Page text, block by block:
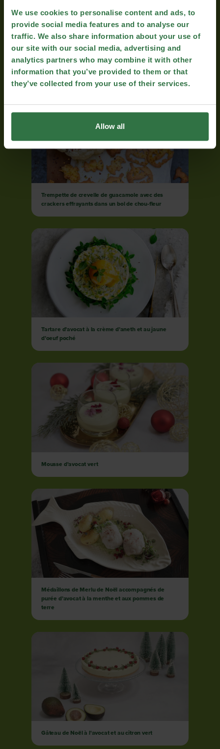
We use cookies to personalise content and ads, to
provide social media features and to analyse our
traffic. We also share information about your use of
our site with our social media, advertising and
analytics partners who may combine it with other
information that you’ve provided to them or that
they’ve collected from your use of their services.
Allow all
Tiramisu à l’avocat
Trempette de crevelle de guacamole avec des
crackers effrayants dans un bol de chou-fleur
Tartare d’avocat à la crème d’aneth et au jaune
d’oeuf poché
Mousse d'avocat vert
Médaillons de Merlu de Noël accompagnés de
purée d’avocat à la menthe et aux pommes de
terre
Gâteau de Noël à l'avocat et au citron vert